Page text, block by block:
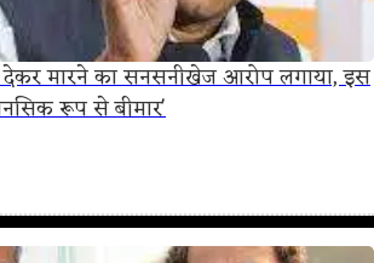
मारने का सनसनीखेज आरोप लगाया, इस
रूप से बीमार'